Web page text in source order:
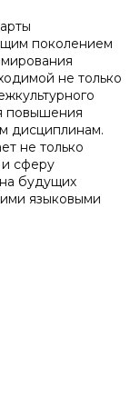
поколением
не только
повышения
дисциплинам.
не только
сферу
будущих
языковыми